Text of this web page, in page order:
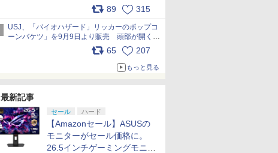
パッケージや描き下ろしトレカなどが登場
89 315
USJ、「バイオハザード」リッカーのポップコ
ーンバケツ」を9月9日より販売 頭部が開く仕
組み。味は恐怖を堪のう「味噌フレーバー」
65 207
もっと見る
最新記事
セール ハード
【Amazonセール】ASUSの
モニターがセール価格に。
26.5インチゲーミングモニタ